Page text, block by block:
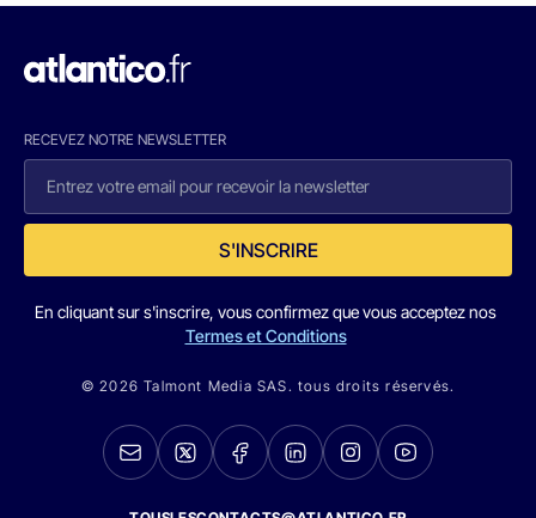
RECEVEZ NOTRE NEWSLETTER
S'INSCRIRE
En cliquant sur s'inscrire, vous confirmez que vous acceptez nos
Termes et Conditions
© 2026 Talmont Media SAS. tous droits réservés.